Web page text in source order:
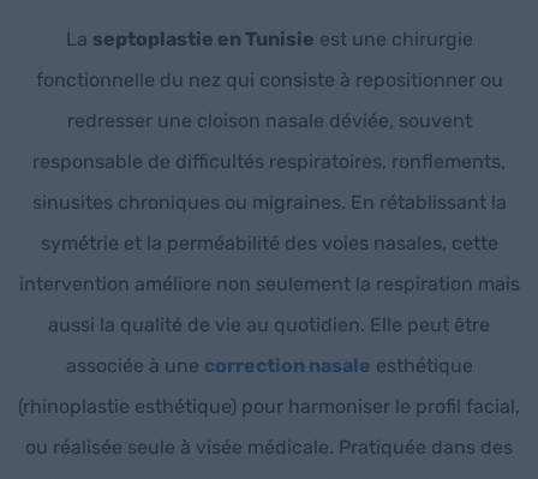
La septoplastie en Tunisie est une chirurgie
fonctionnelle du nez qui consiste à repositionner ou
redresser une cloison nasale déviée, souvent
responsable de difficultés respiratoires, ronflements,
sinusites chroniques ou migraines. En rétablissant la
symétrie et la perméabilité des voies nasales, cette
intervention améliore non seulement la respiration mais
aussi la qualité de vie au quotidien. Elle peut être
associée à une correction nasale esthétique
(rhinoplastie esthétique) pour harmoniser le profil facial,
ou réalisée seule à visée médicale. Pratiquée dans des